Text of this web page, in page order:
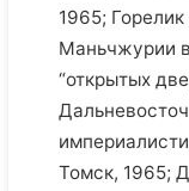
1965;
Маньчжурии в
“открытых
Томск, 1965;